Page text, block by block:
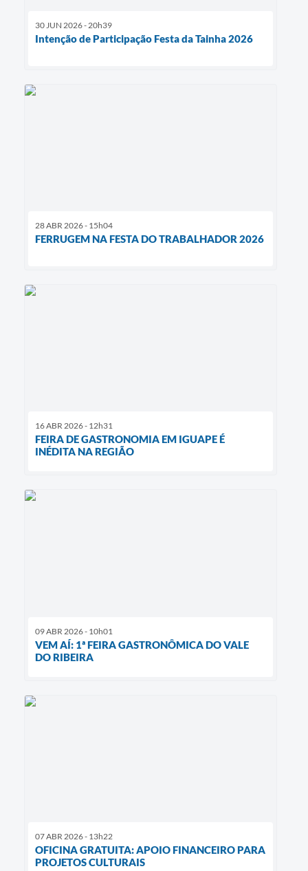
30 JUN 2026 - 20h39
Intenção de Participação Festa da Tainha 2026
28 ABR 2026 - 15h04
FERRUGEM NA FESTA DO TRABALHADOR 2026
16 ABR 2026 - 12h31
FEIRA DE GASTRONOMIA EM IGUAPE É
INÉDITA NA REGIÃO
09 ABR 2026 - 10h01
VEM AÍ: 1ª FEIRA GASTRONÔMICA DO VALE
DO RIBEIRA
07 ABR 2026 - 13h22
OFICINA GRATUITA: APOIO FINANCEIRO PARA
PROJETOS CULTURAIS